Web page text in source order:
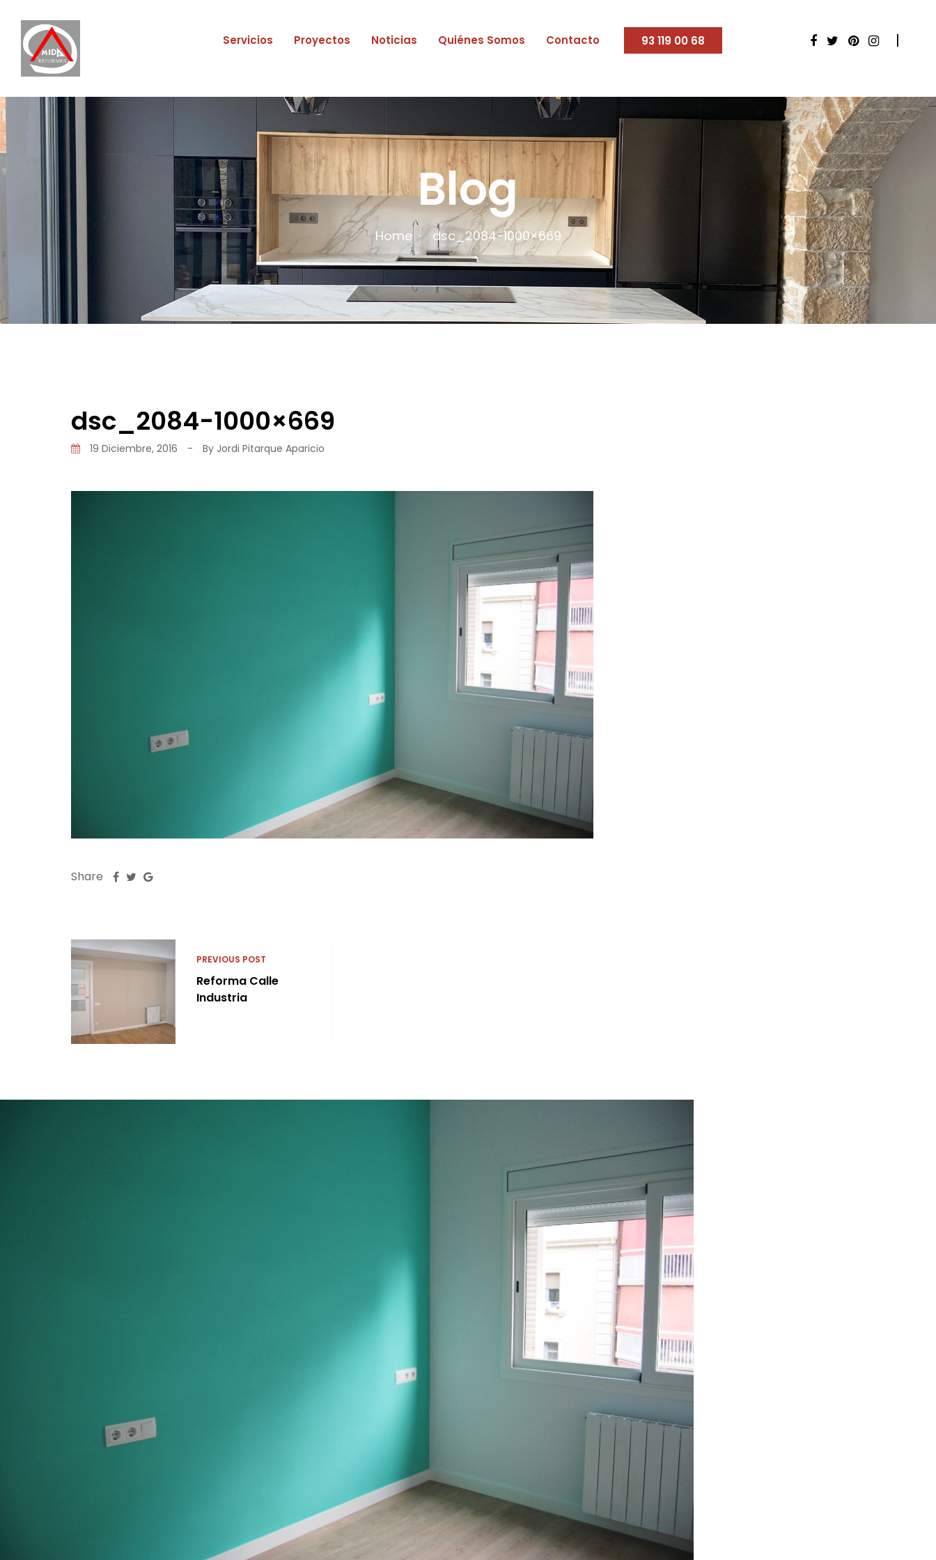
Servicios Proyectos Noticias Quiénes Somos Contacto 93 119 00 68
Blog
Home dsc_2084-1000×669
dsc_2084-1000×669
19 Diciembre, 2016 - By Jordi Pitarque Aparicio
Share
PREVIOUS POST
Reforma Calle
Industria